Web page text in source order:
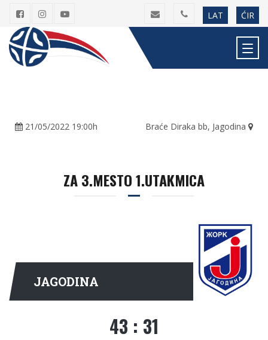
LAT ĆIR
21/05/2022 19:00h Braće Diraka bb, Jagodina
ZA 3.MESTO 1.UTAKMICA
JAGODINA
43 : 31